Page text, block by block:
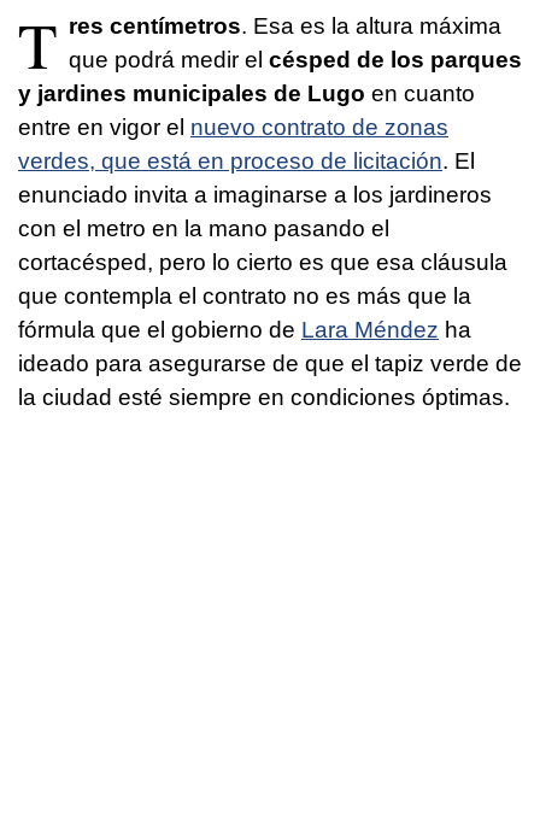
T res centímetros. Esa es la altura máxima
que podrá medir el césped de los parques
y jardines municipales de Lugo en cuanto
entre en vigor el nuevo contrato de zonas
verdes, que está en proceso de licitación. El
enunciado invita a imaginarse a los jardineros
con el metro en la mano pasando el
cortacésped, pero lo cierto es que esa cláusula
que contempla el contrato no es más que la
fórmula que el gobierno de Lara Méndez ha
ideado para asegurarse de que el tapiz verde de
la ciudad esté siempre en condiciones óptimas.